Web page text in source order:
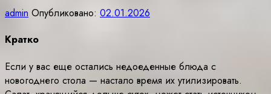
admin Опубликовано: 02.01.2026
Кратко
Если у вас еще остались недоеденные блюда с
новогоднего стола — настало время их утилизировать.